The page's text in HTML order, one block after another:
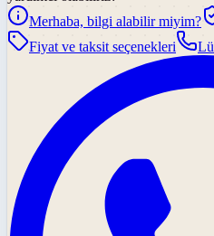
Merhaba, bilgi alabilir miyim?
Fiyat ve taksit seçenekleri